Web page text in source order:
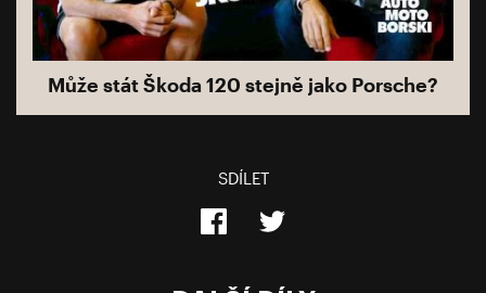
Může stát Škoda 120 stejně jako Porsche?
SDÍLET